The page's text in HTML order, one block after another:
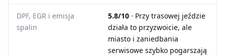
DPF, EGR i emisja
spalin
5.8/10 · Przy trasowej jeździe
działa to przyzwoicie, ale
miasto i zaniedbania
serwisowe szybko pogarszają